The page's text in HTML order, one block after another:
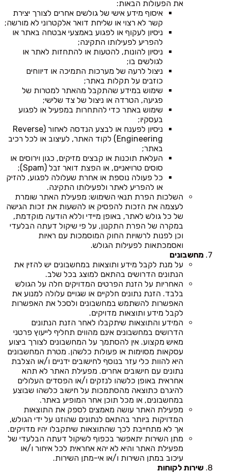
את הפעולות הבאות:
איסוף מידע אישי של גולשים אחרים לצורך יצירת
קשר לא רצוי או שליחת דואר אלקטרוני לא מורשה;
ניסיון לעקוף או לפגוע באמצעי אבטחה באתר או
להפריע לפעילותו התקינה;
ניסיון להונות, להטעות או להתחזות לאתר או
לגולשים בו;
ניצול לרעה של מערכות התמיכה או דיווחים
כוזבים על תקלות באתר;
שימוש במידע שהתקבל מהאתר למטרות של
פגיעה, הטרדה או ניצול של צד שלישי;
שימוש באתר כדי להתחרות במפעיל או לפגוע
בעסקיו;
ניסיון לפענח או לבצע הנדסה לאחור (Reverse
Engineering) לקוד האתר, לעיצוב או לכל רכיב
באתר;
העלאת תוכנות או קבצים מזיקים, כגון וירוסים או
סוסים טרויאניים, או הפצת דואר זבל (Spam);
כל פעולה נוספת או אחרת שעלולה לפגוע, להזיק
או להפריע לאתר ולפעילותו התקינה.
השלכות הפרת תנאי השימוש: מפעילת האתר שומרת
לעצמה את הזכות להפסיק או להשעות את זכות הגישה
של כל גולש לאתר, באופן מיידי וללא הודעה מוקדמת,
במקרה של הפרת התקנון, על פי שיקול דעתה הבלעדי
וכן לפנות לרשויות החוק המוסמכות עם ראיות
ואסמכתאות לפעילות הגולש.
מחשבונים
על מנת לקבל מידע ותוצאות במחשבונים יש להזין את
הנתונים הדרושים בהתאם למוצג בכל שלב.
האחריות על הזנת הפרטים המדויקים חלה על הגולש
בלבד. הזנת נתונים חלקיים או שגויים עלולה למנוע את
האפשרות להשתמש במחשבונים ולסכל את האפשרות
לקבל מידע ותוצאות מדויקים.
המידע והתוצאות שיתקבלו לאחר הזנת הנתונים
הדרושים במחשבונים אינם מהווים תחליף לייעוץ פרטני
מאיש מקצוע. אין להסתמך על המחשבונים לצורך ביצוע
עסקאות מסוימות או פעולות כלשהן. מטרת המחשבונים
היא להוות כלי עזר בנוסף לחישובים ידניים ו/או הצלבת
נתונים עם חישובים אחרים. מפעילת האתר לא תהא
אחראית באופן כלשהו לנזקים ו/או הפסדים העלולים
להיגרם כתוצאה מהסתמכות על חישוב כלשהו שבוצע
במחשבונים, או מכל תוכן אחר המופיע באתר.
מפעילת האתר עושה מאמצים לספק את התוצאות
המדויקות ביותר בהתאם לנתונים שהוזנו על ידי הגולש,
אך לא מתחייבת לכך שהתוצאות שיתקבלו יהיו מדויקים.
מתן השירות יתאפשר בכפוף לשיקול דעתה הבלעדי של
מפעילת האתר והיא לא יהא אחראית לכל איחור ו/או
עיכוב במתן השירות ו/או אי-מתן השירות.
שירות לקוחות